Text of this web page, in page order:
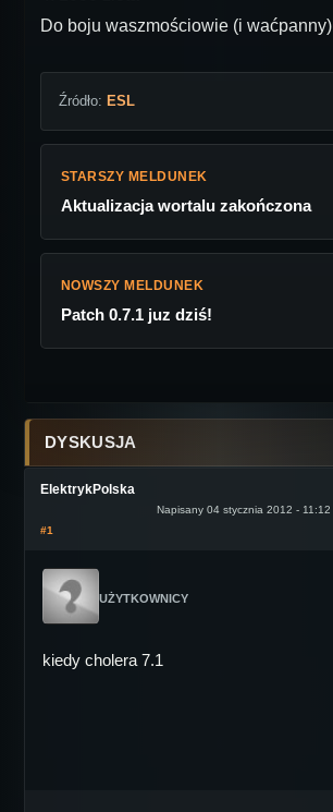
Do boju waszmościowie (i
Źródło: ESL
STARSZY MELDUNEK
Aktualizacja wortalu zakończona
NOWSZY MELDUNEK
Patch 0.7.1 juz dziś!
DYSKUSJA
ElektrykPolska
Napisany 04 stycznia 2012 - 11:12
#1
UŻYTKOWNICY
kiedy cholera 7.1